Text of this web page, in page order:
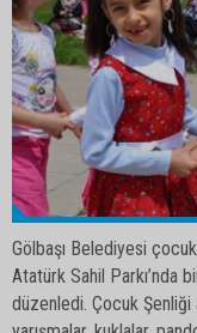
Gölbaşı Belediyesi
Atatürk Sahil Parkı’nda
düzenledi. Çocuk
yarışmalar, kuklalar,